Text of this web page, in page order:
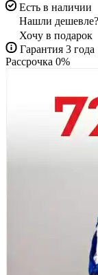
Есть в наличии
Нашли дешевле?
Хочу в подарок
Гарантия 3 года
Рассрочка 0%